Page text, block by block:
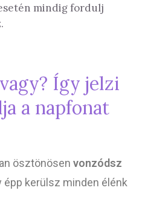
mindig fordulj
Így jelzi
a napfonat
ösztönösenvonzódsz
épp kerülsz minden élénk